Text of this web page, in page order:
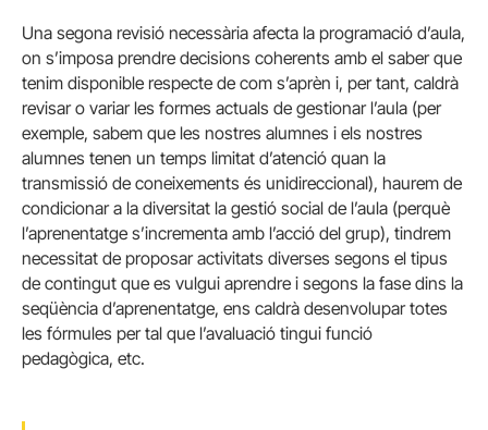
Una segona revisió necessària afecta la programació d’aula,
on s’imposa prendre decisions coherents amb el saber que
tenim disponible respecte de com s’aprèn i, per tant, caldrà
revisar o variar les formes actuals de gestionar l’aula (per
exemple, sabem que les nostres alumnes i els nostres
alumnes tenen un temps limitat d’atenció quan la
transmissió de coneixements és unidireccional), haurem de
condicionar a la diversitat la gestió social de l’aula (perquè
l’aprenentatge s’incrementa amb l’acció del grup), tindrem
necessitat de proposar activitats diverses segons el tipus
de contingut que es vulgui aprendre i segons la fase dins la
seqüència d’aprenentatge, ens caldrà desenvolupar totes
les fórmules per tal que l’avaluació tingui funció
pedagògica, etc.